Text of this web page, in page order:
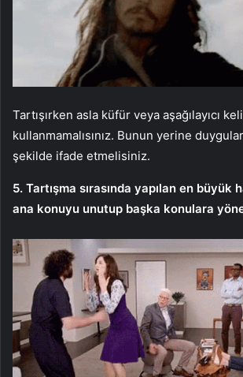
Tartışırken asla küfür veya aşağılayıcı
kullanmamalısınız. Bunun yerine
şekilde ifade etmelisiniz.
5. Tartışma sırasında yapılan en büyük
ana konuyu unutup başka konulara